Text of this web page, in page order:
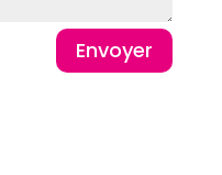
Envoyer